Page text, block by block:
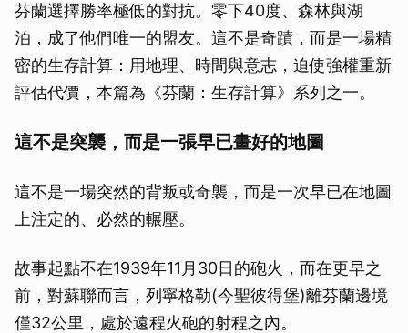
芬蘭選擇勝率極低的對抗。零下40度、森林與湖
泊，成了他們唯一的盟友。這不是奇蹟，而是一場精
密的生存計算：用地理、時間與意志，迫使強權重新
評估代價，本篇為《芬蘭：生存計算》系列之一。
這不是突襲，而是一張早已畫好的地圖
這不是一場突然的背叛或奇襲，而是一次早已在地圖
上注定的、必然的輾壓。
故事起點不在1939年11月30日的砲火，而在更早之
前，對蘇聯而言，列寧格勒(今聖彼得堡)離芬蘭邊境
僅32公里，處於遠程火砲的射程之內。